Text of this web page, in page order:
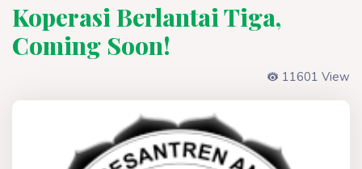
Koperasi Berlantai Tiga,
Coming Soon!
11601 View